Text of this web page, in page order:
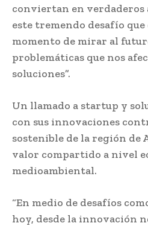
conviertan en verdaderos
este tremendo desafío
momento de mirar al
problemáticas que nos
soluciones”.
Un llamado a startup y
con sus innovaciones
sostenible de la región de
valor compartido a nivel
medioambiental.
“En medio de desafíos
hoy, desde la innovación